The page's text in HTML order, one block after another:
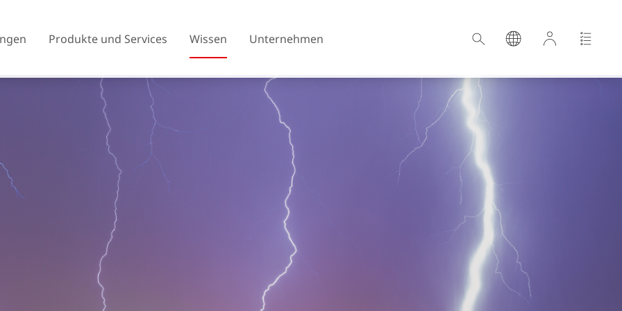
Produkte und Services Wissen Unternehmen
Kroatien
Deutschland
Vereinigtes Königreich
Nordmazedonien
Niederlande